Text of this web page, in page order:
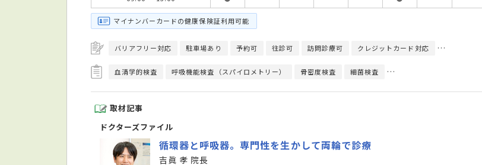
マイナンバーカードの健康保険証利用可能
バリアフリー対応 駐車場あり 予約可 往診可 訪問診療可 クレジットカード対応 健康診断対応
血清学的検査 呼吸機能検査（スパイロメトリー） 骨密度検査 細菌検査 心臓超音波（エコー）検査
取材記事
ドクターズファイル
循環器と呼吸器。専門性を生かして両輪で診療
吉眞 孝 院長